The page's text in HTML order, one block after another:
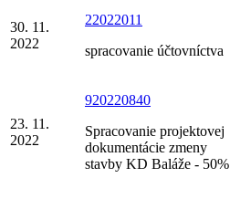
30. 11.
2022
22022011
spracovanie účtovníctva
23. 11.
2022
920220840
Spracovanie projektovej
dokumentácie zmeny
stavby KD Baláže - 50%